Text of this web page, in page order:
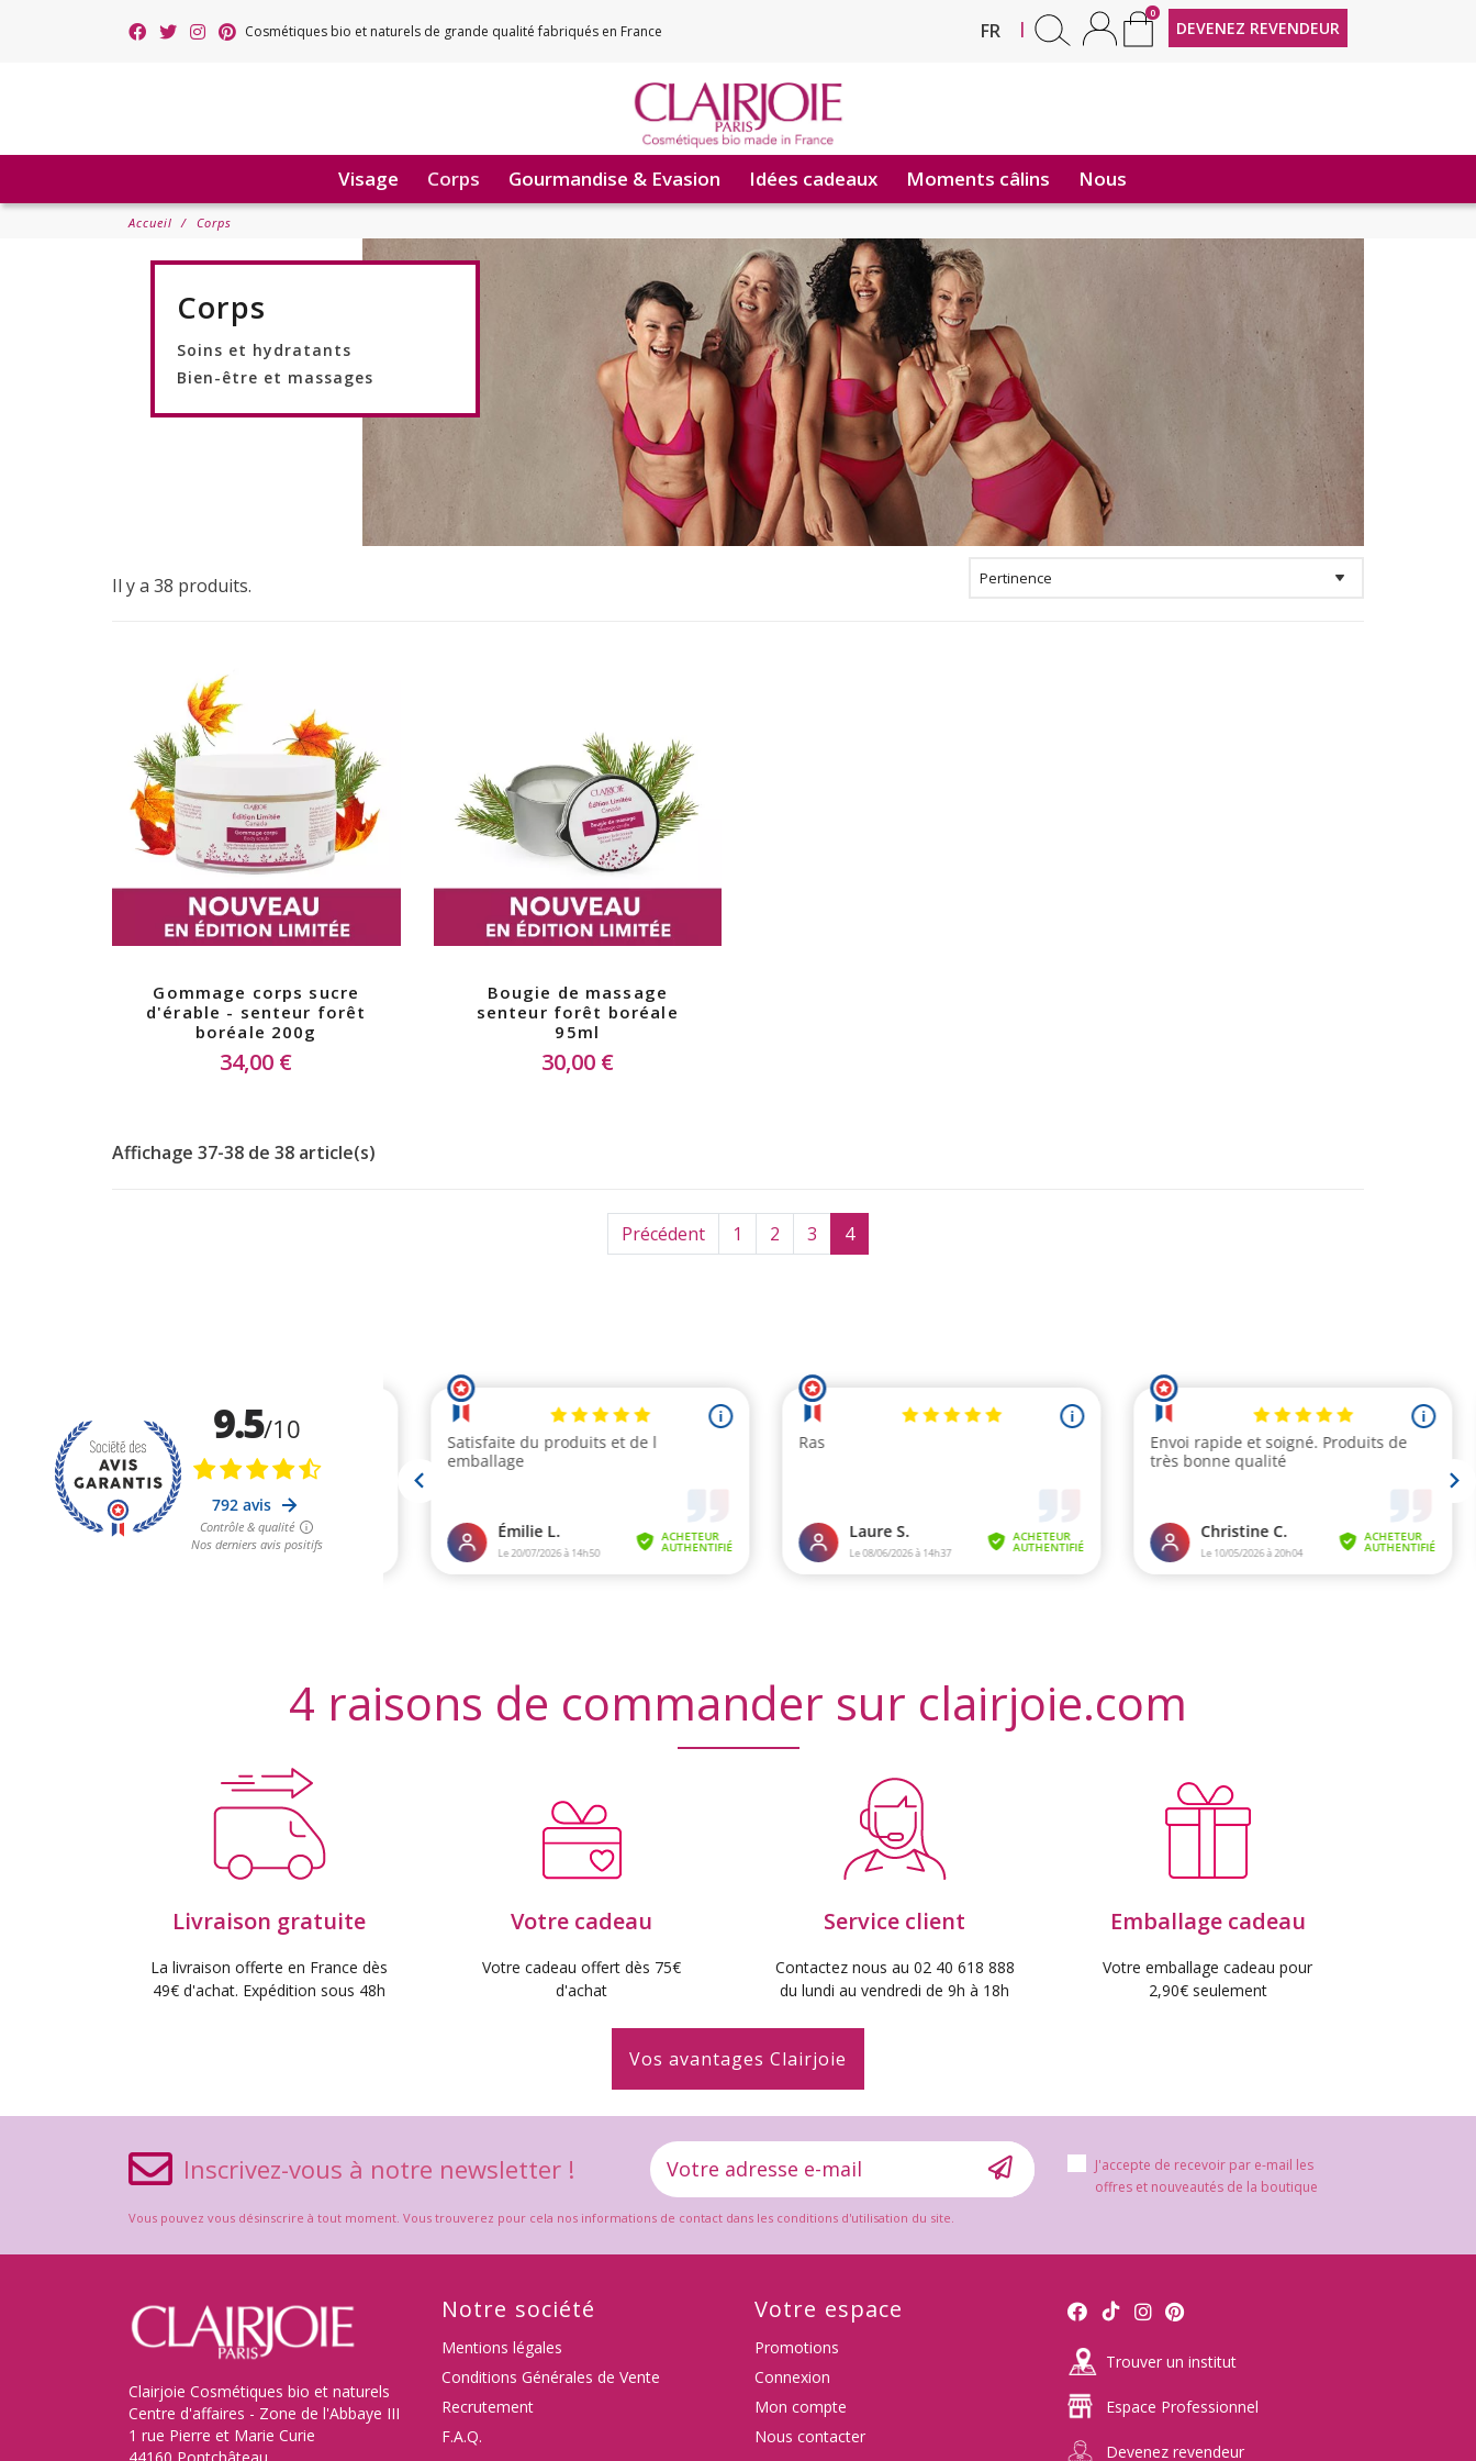
Cosmétiques bio et naturels de grande qualité fabriqués en France FR
EN |
0
DEVENEZ REVENDEUR
Visage Corps Gourmandise & Evasion Idées cadeaux Moments câlins Nous
Accueil Corps
Corps
Soins et hydratants
Bien-être et massages
Il y a 38 produits.
Gommage corps sucre
d'érable - senteur forêt
boréale 200g
34,00 €
Bougie de massage
senteur forêt boréale
95ml
30,00 €
Affichage 37-38 de 38 article(s)
Précédent 1 2 3 4
4 raisons de commander sur clairjoie.com
Livraison gratuite
La livraison offerte en France dès
49€ d'achat. Expédition sous 48h
Votre cadeau
Votre cadeau offert dès 75€
d'achat
Service client
Contactez nous au 02 40 618 888
du lundi au vendredi de 9h à 18h
Emballage cadeau
Votre emballage cadeau pour
2,90€ seulement
Vos avantages Clairjoie
Inscrivez-vous à notre newsletter !
J'accepte de recevoir par e-mail les
offres et nouveautés de la boutique
Vous pouvez vous désinscrire à tout moment. Vous trouverez pour cela nos informations de contact dans les conditions d'utilisation du site.
Clairjoie Cosmétiques bio et naturels
Centre d'affaires - Zone de l'Abbaye III
1 rue Pierre et Marie Curie
Notre société
Mentions légales
Conditions Générales de Vente
Recrutement
F.A.Q.
Votre espace
Promotions
Connexion
Mon compte
Nous contacter
Trouver un institut
Espace Professionnel
Devenez revendeur